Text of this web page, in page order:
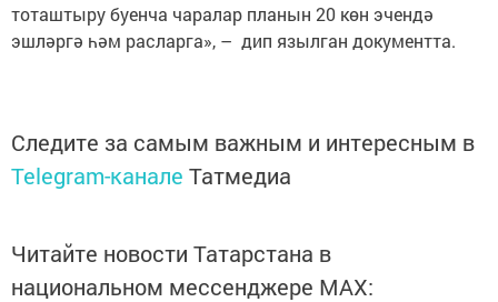
тоташтыру буенча чаралар планын 20 көн эчендә
эшләргә һәм расларга», – дип язылган документта.
Следите за самым важным и интересным в
Telegram-канале Татмедиа
Читайте новости Татарстана в
национальном мессенджере MАХ: